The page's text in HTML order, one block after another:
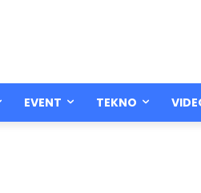
EVENT TEKNO